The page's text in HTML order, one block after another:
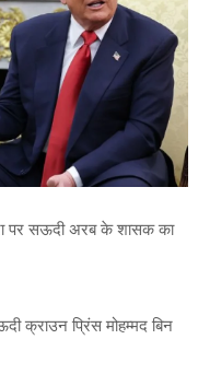
पर सऊदी अरब के शासक का
क्राउन प्रिंस मोहम्मद बिन